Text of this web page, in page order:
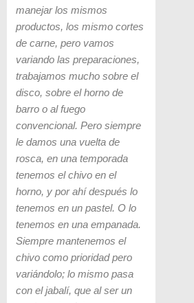
manejar los mismos
productos, los mismo cortes
de carne, pero vamos
variando las preparaciones,
trabajamos mucho sobre el
disco, sobre el horno de
barro o al fuego
convencional. Pero siempre
le damos una vuelta de
rosca, en una temporada
tenemos el chivo en el
horno, y por ahí después lo
tenemos en un pastel. O lo
tenemos en una empanada.
Siempre mantenemos el
chivo como prioridad pero
variándolo; lo mismo pasa
con el jabalí, que al ser un